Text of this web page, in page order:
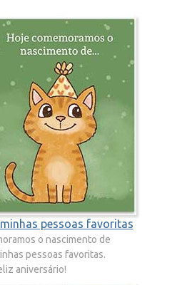
pessoas favoritas
o nascimento de
pessoas favoritas.
aniversário!